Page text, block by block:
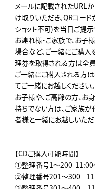
メールに記載されたURLか
け取りいただき、QRコー
ショット不可)を当日ご提示
お連れ様・ご家族で、お
場合など、ご一緒にご購入
理券を取得される方は全員
ご一緒にご購入される方
てご一緒にお越しください。
お子様や、ご高齢の方、
持ちでない方は、ご家族が
者様と一緒にお越しいただ
【CDご購入可能時間】
①整理番号1～200 ︎ 11:00
②整理番号201～300